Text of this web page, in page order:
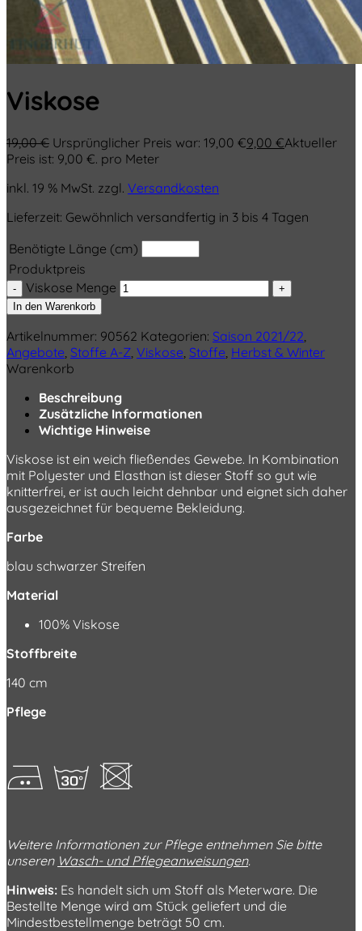
Viskose
19,00€ Ursprünglicher Preis war: 19,00 €9,00 €Aktueller
Preis ist: 9,00 €. pro Meter
inkl. 19 % MwSt. zzgl. Versandkosten
Lieferzeit: Gewöhnlich versandfertig in 3 bis 4 Tagen
Benötigte Länge (cm)
Produktpreis
Viskose Menge
In den Warenkorb
Artikelnummer: 90562 Kategorien: Saison 2021/22
Angebote Stoffe A-Z Viskose Stoffe Herbst & Winter
Warenkorb
Beschreibung
Zusätzliche Informationen
Wichtige Hinweise
Viskose ist ein weich fließendes Gewebe. In Kombination
mit Polyester und Elasthan ist dieser Stoff so gut wie
knitterfrei, er ist auch leicht dehnbar und eignet sich daher
ausgezeichnet für bequeme Bekleidung.
Farbe
blau schwarzer Streifen
Material
100% Viskose
Stoffbreite
140 cm
Pflege
EgU
Weitere Informationen zur Pflege entnehmen Sie bitte
unseren Wasch- und Pflegeanweisungen.
Hinweis: Es handelt sich um Stoff als Meterware. Die
Bestellte Menge wird am Stück geliefert und die
Mindestbestellmenge beträgt 50 cm.